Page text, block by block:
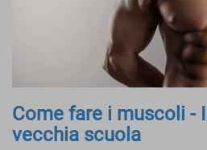
Come fare i muscoli -
vecchia scuola